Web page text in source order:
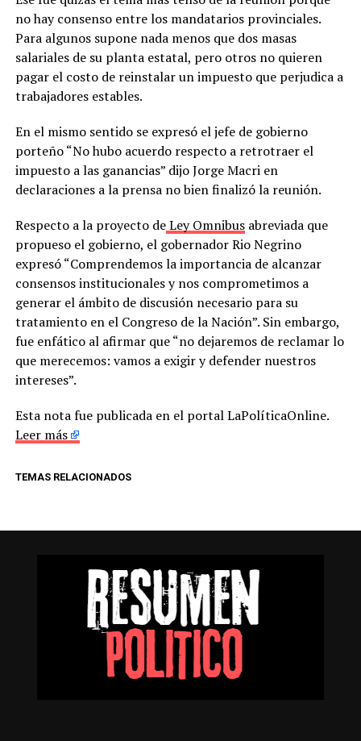
no hay consenso entre los mandatarios provinciales.
Para algunos supone nada menos que dos masas
salariales de su planta estatal, pero otros no quieren
pagar el costo de reinstalar un impuesto que perjudica a
trabajadores estables.
En el mismo sentido se expresó el jefe de gobierno
porteño “No hubo acuerdo respecto a retrotraer el
impuesto a las ganancias” dijo Jorge Macri en
declaraciones a la prensa no bien finalizó la reunión.
Respecto a la proyecto deLey Omnibusabreviada que
propueso el gobierno, el gobernador Rio Negrino
expresó “Comprendemos la importancia de alcanzar
consensos institucionales y nos comprometimos a
generar el ámbito de discusión necesario para su
tratamiento en el Congreso de la Nación”. Sin embargo,
fue enfático al afirmar que “no dejaremos de reclamar lo
que merecemos: vamos a exigir y defender nuestros
intereses”.
Esta nota fue publicada en el portal LaPolíticaOnline.
Leer más
TEMAS RELACIONADOS